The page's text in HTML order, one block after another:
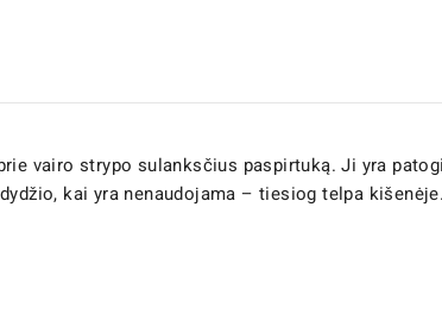
vairo strypo sulanksčius paspirtuką. Ji yra
kai yra nenaudojama – tiesiog telpa kišenėje.